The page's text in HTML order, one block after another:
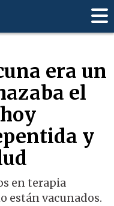
era un
el
y
en terapia
están vacunados.